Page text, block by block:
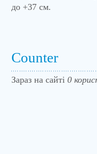
до +37 см.
Counter
Зараз на сайті 0